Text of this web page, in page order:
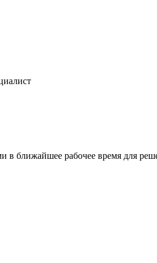
в ближайшее рабочее время для